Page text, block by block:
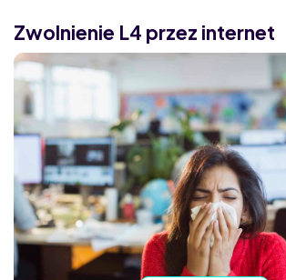
Zwolnienie L4 przez internet